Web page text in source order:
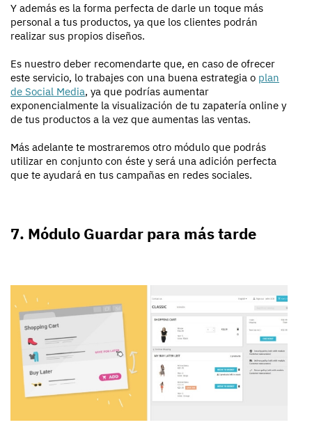
Y además es la forma perfecta de darle un toque más
personal a tus productos, ya que los clientes podrán
realizar sus propios diseños.
Es nuestro deber recomendarte que, en caso de ofrecer
este servicio, lo trabajes con una buena estrategia o plan
de Social Media, ya que podrías aumentar
exponencialmente la visualización de tu zapatería online y
de tus productos a la vez que aumentas las ventas.
Más adelante te mostraremos otro módulo que podrás
utilizar en conjunto con éste y será una adición perfecta
que te ayudará en tus campañas en redes sociales.
7. Módulo Guardar para más tarde